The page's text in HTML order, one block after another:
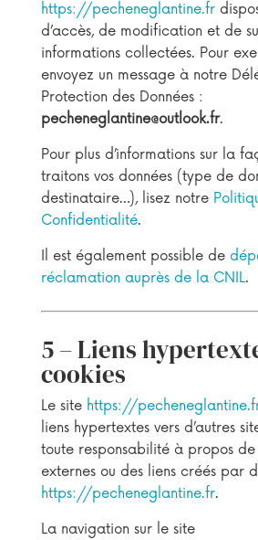
https://pecheneglantine.fr
d’accès, de modification et de
informations collectées. Pour
envoyez un message à notre
Protection des Données :
pecheneglantine@outlook.fr.
Pour plus d’informations sur la
traitons vos données (type de
destinataire…), lisez notre
Confidentialité.
Il est également possible de
réclamation auprès de la CNIL.
5 – Liens
cookies
Le site https://
liens hypertextes vers d’autres
toute responsabilité à propos de
externes ou des liens créés par
https://pecheneglantine.fr.
La navigation sur le site